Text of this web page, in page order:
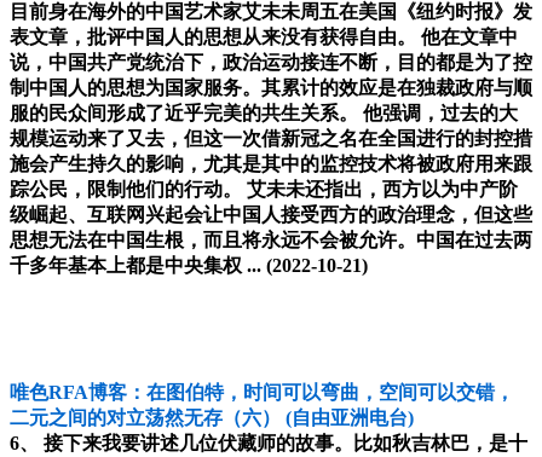
目前身在海外的中国艺术家艾未未周五在美国《纽约时报》发
表文章，批评中国人的思想从来没有获得自由。 他在文章中
说，中国共产党统治下，政治运动接连不断，目的都是为了控
制中国人的思想为国家服务。其累计的效应是在独裁政府与顺
服的民众间形成了近乎完美的共生关系。 他强调，过去的大
规模运动来了又去，但这一次借新冠之名在全国进行的封控措
施会产生持久的影响，尤其是其中的监控技术将被政府用来跟
踪公民，限制他们的行动。 艾未未还指出，西方以为中产阶
级崛起、互联网兴起会让中国人接受西方的政治理念，但这些
思想无法在中国生根，而且将永远不会被允许。中国在过去两
千多年基本上都是中央集权 ... (2022-10-21)
唯色RFA博客：在图伯特，时间可以弯曲，空间可以交错，
二元之间的对立荡然无存（六）
(自由亚洲电台)
6、 接下来我要讲述几位伏藏师的故事。比如秋吉林巴，是十